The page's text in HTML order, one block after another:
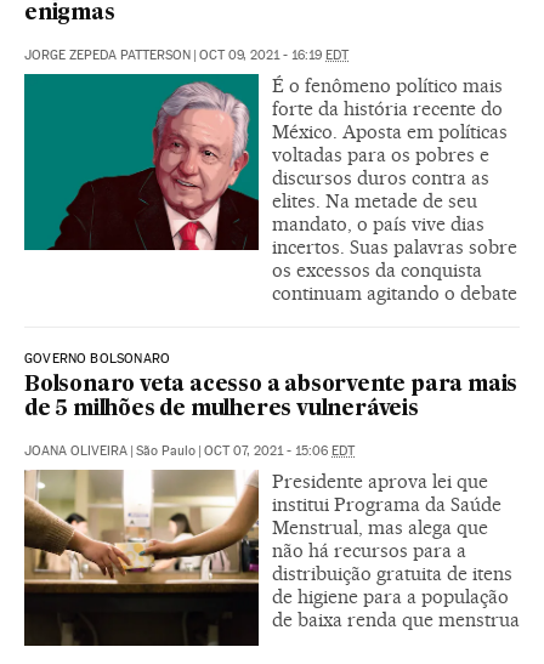
enigmas
JORGE ZEPEDA PATTERSON | OCT 09, 2021 - 16:19 EDT
É o fenômeno político mais
forte da história recente do
México. Aposta em políticas
voltadas para os pobres e
discursos duros contra as
elites. Na metade de seu
mandato, o país vive dias
incertos. Suas palavras sobre
os excessos da conquista
continuam agitando o debate
GOVERNO BOLSONARO
Bolsonaro veta acesso a absorvente para mais
de 5 milhões de mulheres vulneráveis
JOANA OLIVEIRA | São Paulo | OCT 07, 2021 - 15:06 EDT
Presidente aprova lei que
institui Programa da Saúde
Menstrual, mas alega que
não há recursos para a
distribuição gratuita de itens
de higiene para a população
de baixa renda que menstrua